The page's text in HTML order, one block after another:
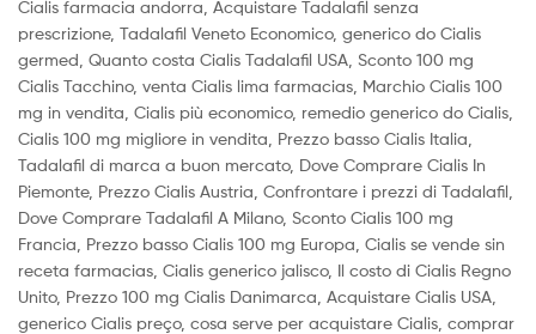
Cialis farmacia andorra, Acquistare Tadalafil senza
prescrizione, Tadalafil Veneto Economico, generico do Cialis
germed, Quanto costa Cialis Tadalafil USA, Sconto 100 mg
Cialis Tacchino, venta Cialis lima farmacias, Marchio Cialis 100
mg in vendita, Cialis più economico, remedio generico do Cialis,
Cialis 100 mg migliore in vendita, Prezzo basso Cialis Italia,
Tadalafil di marca a buon mercato, Dove Comprare Cialis In
Piemonte, Prezzo Cialis Austria, Confrontare i prezzi di Tadalafil,
Dove Comprare Tadalafil A Milano, Sconto Cialis 100 mg
Francia, Prezzo basso Cialis 100 mg Europa, Cialis se vende sin
receta farmacias, Cialis generico jalisco, Il costo di Cialis Regno
Unito, Prezzo 100 mg Cialis Danimarca, Acquistare Cialis USA,
generico Cialis preço, cosa serve per acquistare Cialis, comprar